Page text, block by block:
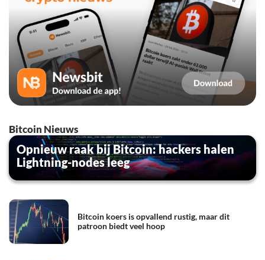
Bitcoin Nieuws
Opnieuw raak bij Bitcoin: hackers halen
Lightning-nodes leeg
Bitcoin koers is opvallend rustig, maar dit
patroon biedt veel hoop